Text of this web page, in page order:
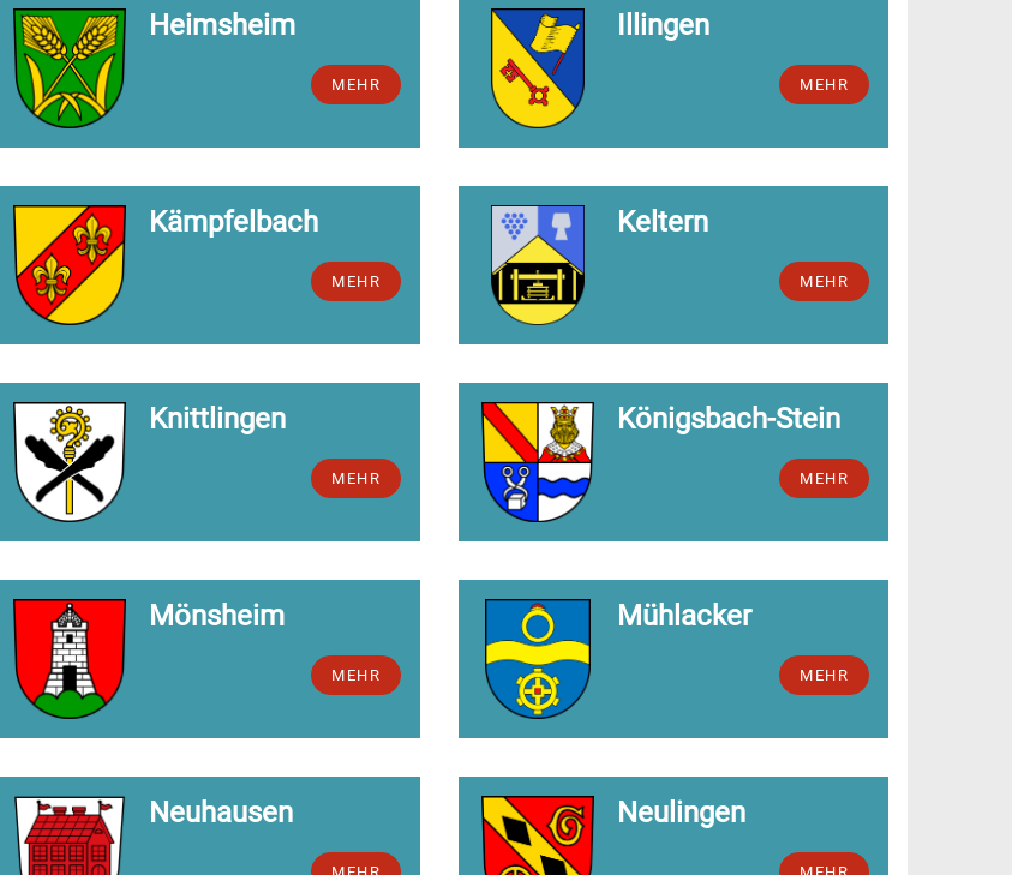
Heimsheim
MEHR
Illingen
MEHR
Kämpfelbach
MEHR
Keltern
MEHR
Knittlingen
MEHR
Königsbach-Stein
MEHR
Mönsheim
MEHR
Mühlacker
MEHR
Neuhausen Neulingen